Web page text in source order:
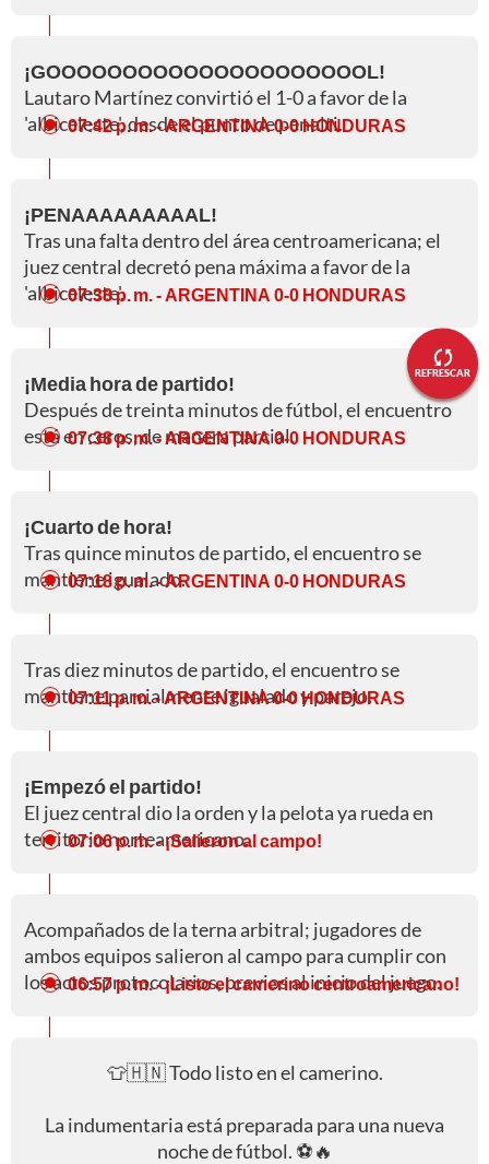
REFRESCAR
¡GOOOOOOOOOOOOOOOOOOOOOL!
Lautaro Martínez convirtió el 1-0 a favor de la
'albiceleste', desde el punto de penalti.
07:42 p. m.- ARGENTINA 0-0 HONDURAS
¡PENAAAAAAAAAL!
Tras una falta dentro del área centroamericana; el
juez central decretó pena máxima a favor de la
'albiceleste'.
07:38 p. m. - ARGENTINA 0-0 HONDURAS
¡Media hora de partido!
Después de treinta minutos de fútbol, el encuentro
está en ceros, de manera parcial.
07:38 p. m.- ARGENTINA 0-0 HONDURAS
¡Cuarto de hora!
Tras quince minutos de partido, el encuentro se
mantiene igualado.
07:18 p. m.- ARGENTINA 0-0 HONDURAS
Tras diez minutos de partido, el encuentro se
mantiene parcialmente igualado y parejo.
07:11 p. m.- ARGENTINA 0-0 HONDURAS
¡Empezó el partido!
El juez central dio la orden y la pelota ya rueda en
territorio norteamericano.
07:06 p. m.- ¡Salieron al campo!
Acompañados de la terna arbitral; jugadores de
ambos equipos salieron al campo para cumplir con
los actos protocolarios, previos al inicio del juego.
06:57 p. m.- ¡Listo el camerino centroamericano!
👕🇭🇳 Todo listo en el camerino.
La indumentaria está preparada para una nueva
noche de fútbol. ⚽️🔥